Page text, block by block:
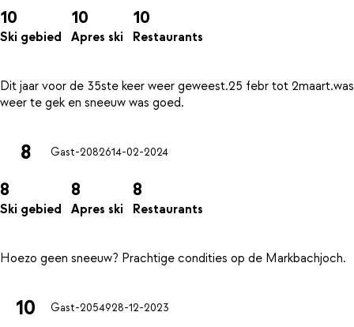
10
Ski gebied
10
Apres ski
10
Restaurants
Dit jaar voor de 35ste keer weer geweest.25 febr tot 2maart.was
8 Gast-2082614-02-2024
8
Ski gebied
8
Apres ski
8
Restaurants
10 Gast-2054928-12-2023